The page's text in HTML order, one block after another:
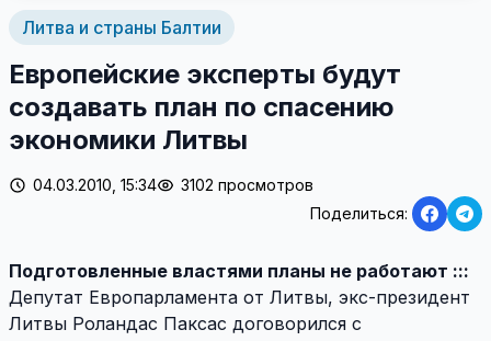
Литва и страны Балтии
Европейские эксперты будут
создавать план по спасению
экономики Литвы
04.03.2010, 15:34
3102 просмотров
Поделиться:
Подготовленные властями планы не работают :::
Депутат Европарламента от Литвы, экс-президент
Литвы Роландас Паксас договорился с